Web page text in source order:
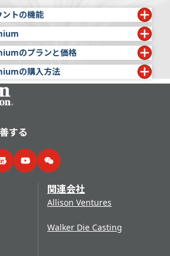
トの機能
てのAllison HUBユーザーに無料でご
ビス手順が記載されています。
ソン推進ソリューションの保証情報が
、稼働時間が記載されています。
にはすべての現行製品のオペレータ
、パワーテイクオフ (PTO) の動作、
ヒントなど多岐にわたります。ユー
客様にご利用いただけるAllison
スクリプションサービスも提供して
スはAllison HUBへのプレミアムアク
ンの公式なサービス情報、技術出版
けます。
の主な機能：
セスできます。
ョンシート
は、特定の製品の修理に
術情報が記載されており、点検には欠
ォメーションレターは、技術部品の
のプランと価格
価格
があると思われる場合は、アリソン
わせください。
の購入方法
アカウントを
リプションを選択します。
入」を選択します。
後、Allison HUBアカウントにログイ
アム機能をご利用いただけます。
する
LinkedInYouTubeWeChat
関連会社
Allison Ventures
Walker Die Casting